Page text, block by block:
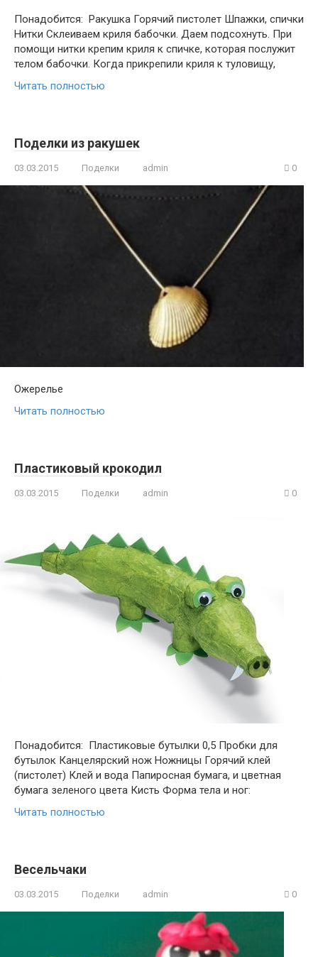
Понадобится: Ракушка Горячий пистолет Шпажки, спички
Нитки Склеиваем криля бабочки. Даем подсохнуть. При
помощи нитки крепим криля к спичке, которая послужит
телом бабочки. Когда прикрепили криля к туловищу,
Читать полностью
Поделки из ракушек
03.03.2015 Поделки admin 0
Ожерелье
Читать полностью
Пластиковый крокодил
03.03.2015 Поделки admin 0
Понадобится: Пластиковые бутылки 0,5 Пробки для
бутылок Канцелярский нож Ножницы Горячий клей
(пистолет) Клей и вода Папиросная бумага, и цветная
бумага зеленого цвета Кисть Форма тела и ног:
Читать полностью
Весельчаки
03.03.2015 Поделки admin 0